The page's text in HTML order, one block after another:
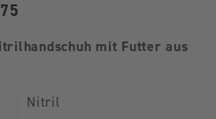
mit Futter aus
Nitril